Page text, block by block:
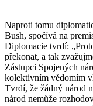
Naproti tomu
Bush, spočívá na
Diplomacie tvrdí:
překonat, a tak
Zástupci Spojených
kolektivním vědomím
Tvrdí, že žádný národ
národ nemůže